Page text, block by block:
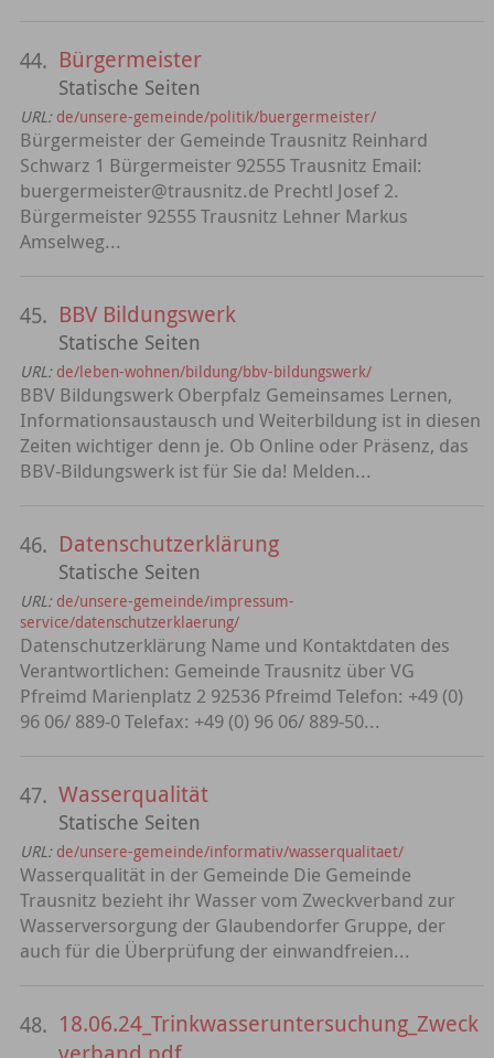
44. Bürgermeister
Statische Seiten
URL: de/unsere-gemeinde/politik/buergermeister/
Bürgermeister der Gemeinde Trausnitz Reinhard
Schwarz 1 Bürgermeister 92555 Trausnitz Email:
buergermeister@trausnitz.de Prechtl Josef 2.
Bürgermeister 92555 Trausnitz Lehner Markus
Amselweg...
45. BBV Bildungswerk
Statische Seiten
URL: de/leben-wohnen/bildung/bbv-bildungswerk/
BBV Bildungswerk Oberpfalz Gemeinsames Lernen,
Informationsaustausch und Weiterbildung ist in diesen
Zeiten wichtiger denn je. Ob Online oder Präsenz, das
BBV-Bildungswerk ist für Sie da! Melden...
46. Datenschutzerklärung
Statische Seiten
URL: de/unsere-gemeinde/impressum-
service/datenschutzerklaerung/
Datenschutzerklärung Name und Kontaktdaten des
Verantwortlichen: Gemeinde Trausnitz über VG
Pfreimd Marienplatz 2 92536 Pfreimd Telefon: +49 (0)
96 06/ 889-0 Telefax: +49 (0) 96 06/ 889-50...
47. Wasserqualität
Statische Seiten
URL: de/unsere-gemeinde/informativ/wasserqualitaet/
Wasserqualität in der Gemeinde Die Gemeinde
Trausnitz bezieht ihr Wasser vom Zweckverband zur
Wasserversorgung der Glaubendorfer Gruppe, der
auch für die Überprüfung der einwandfreien...
48. 18.06.24_Trinkwasseruntersuchung_Zweck